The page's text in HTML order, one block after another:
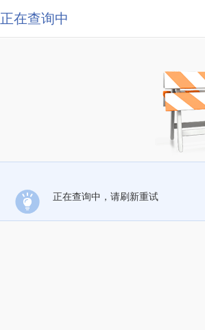
正在查询中
正在查询中，请刷新重试